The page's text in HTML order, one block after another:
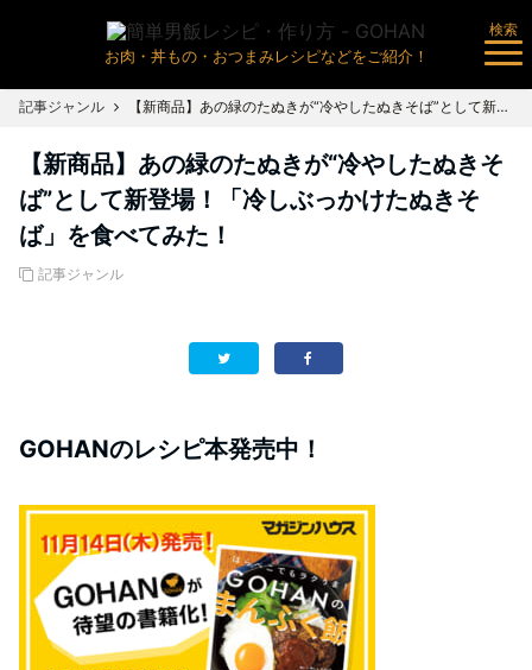
お肉・丼もの・おつまみレシピなどをご紹介！
検索
記事ジャンル 【新商品】あの緑のたぬきが“冷やしたぬきそば”として新登場！「冷しぶっかけたぬきそば」を食べてみた！
【新商品】あの緑のたぬきが“冷やしたぬきそ
ば”として新登場！「冷しぶっかけたぬきそ
ば」を食べてみた！
記事ジャンル
GOHANのレシピ本発売中！